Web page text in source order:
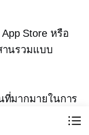
Store หรือ
านรวมแบบ
มากมายในการ
องคุณ คุณ